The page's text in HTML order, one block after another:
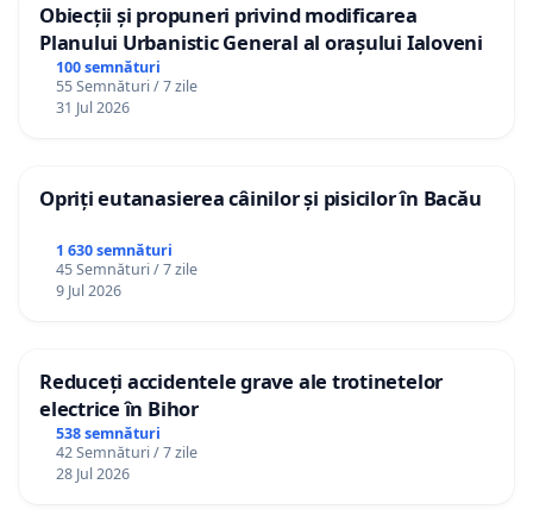
Obiecții și propuneri privind modificarea
Planului Urbanistic General al orașului Ialoveni
100 semnături
55 Semnături / 7 zile
31 Jul 2026
Opriți eutanasierea câinilor și pisicilor în Bacău
1 630 semnături
45 Semnături / 7 zile
9 Jul 2026
Reduceți accidentele grave ale trotinetelor
electrice în Bihor
538 semnături
42 Semnături / 7 zile
28 Jul 2026